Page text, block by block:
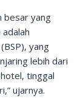
besar yang
yang
lebih dari
tinggal
ujarnya.